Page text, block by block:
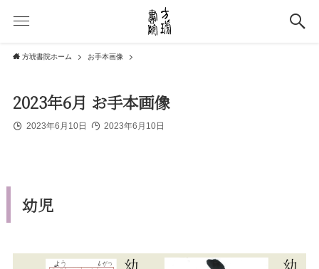
方琥書院ホーム お手本画像
2023年6月 お手本画像
2023年6月10日 2023年6月10日
幼児